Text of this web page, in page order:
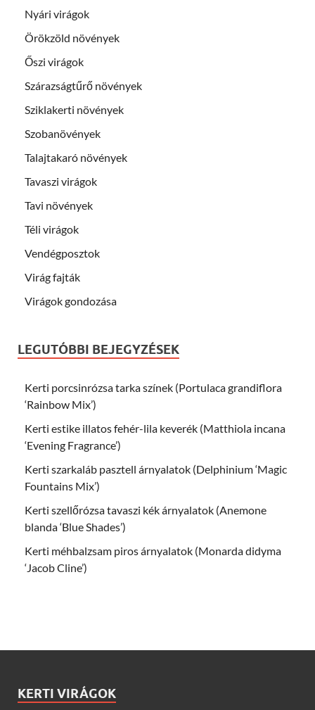
Nyári virágok
Örökzöld növények
Őszi virágok
Szárazságtűrő növények
Sziklakerti növények
Szobanövények
Talajtakaró növények
Tavaszi virágok
Tavi növények
Téli virágok
Vendégposztok
Virág fajták
Virágok gondozása
LEGUTÓBBI BEJEGYZÉSEK
Kerti porcsinrózsa tarka színek (Portulaca grandiflora
‘Rainbow Mix’)
Kerti estike illatos fehér-lila keverék (Matthiola incana
‘Evening Fragrance’)
Kerti szarkaláb pasztell árnyalatok (Delphinium ‘Magic
Fountains Mix’)
Kerti szellőrózsa tavaszi kék árnyalatok (Anemone
blanda ‘Blue Shades’)
Kerti méhbalzsam piros árnyalatok (Monarda didyma
‘Jacob Cline’)
KERTI VIRÁGOK